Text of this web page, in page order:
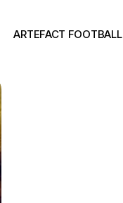
ARTEFACT FOOTBALL